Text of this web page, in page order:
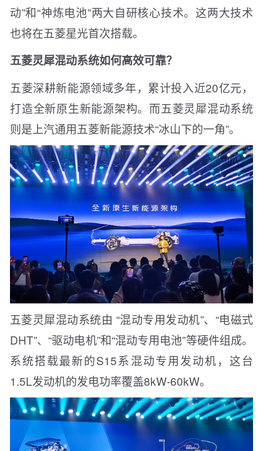
动”和“神炼电池”两大自研核心技术。这两大技术
也将在五菱星光首次搭载。
五菱灵犀混动系统如何高效可靠？
五菱深耕新能源领域多年，累计投入近20亿元，
打造全新原生新能源架构。而五菱灵犀混动系统
则是上汽通用五菱新能源技术“冰山下的一角”。
五菱灵犀混动系统由 “混动专用发动机”、“电磁式
DHT”、“驱动电机”和“混动专用电池”等硬件组成。
系统搭载最新的S15系混动专用发动机，这台
1.5L发动机的发电功率覆盖8kW-60kW。